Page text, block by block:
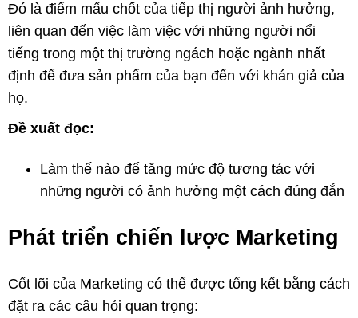
Đó là điểm mấu chốt của tiếp thị người ảnh hưởng,
liên quan đến việc làm việc với những người nổi
tiếng trong một thị trường ngách hoặc ngành nhất
định để đưa sản phẩm của bạn đến với khán giả của
họ.
Đề xuất đọc:
Làm thế nào để tăng mức độ tương tác với
những người có ảnh hưởng một cách đúng đắn
Phát triển chiến lược Marketing
Cốt lõi của Marketing có thể được tổng kết bằng cách
đặt ra các câu hỏi quan trọng: